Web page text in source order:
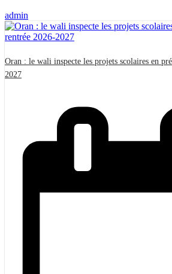
admin
Oran : le wali inspecte les projets scolaires en
2027